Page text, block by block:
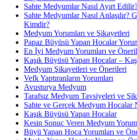
Sahte Medyumlar Nasıl Ayırt
Sahte Medyumlar Nasıl Anlaşılır?
Kimdir?
Medyum Yorumları ve Şikayetleri
Papaz Büyüsü Yapan Hocalar
En İyi Medyum Yorumları ve
Kaşık Büyüsü Yapan Hocalar –
Medyum Şikayetleri ve Önerileri
Vefk Yaptıranların Yorumları
Avusturya Medyum
Tarafsız Medyum Tavsiyeleri ve
Sahte ve Gerçek Medyum Hocalar
Kaşık Büyüsü Yapan Hocalar
Kesin Sonuç Veren Medyum
Büyü Yapan Hoca Yorumları ve